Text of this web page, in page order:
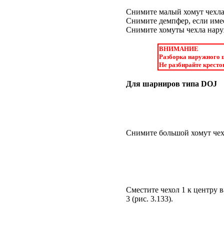
Снимите малый хомут
Снимите демпфер, если
Снимите хомуты чехла
ВНИМАНИЕ
Разборка наружного
Не разбирайте
Для шарниров типа DOJ
Снимите большой хомут
Сместите чехол 1 к центру
3 (рис. 3.133).